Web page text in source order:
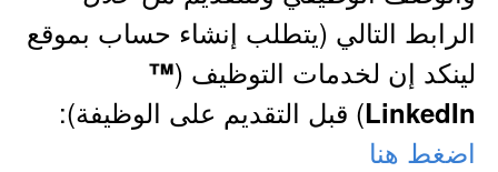
الرابط التالي (يتطلب إنشاء حساب بموقع
لينكد إن لخدمات التوظيف (™
LinkedIn) قبل التقديم على الوظيفة):
اضغط هنا